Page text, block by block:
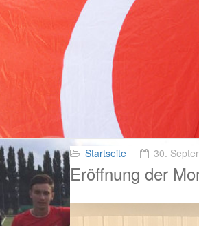
Startseite 30.
Eröffnung der